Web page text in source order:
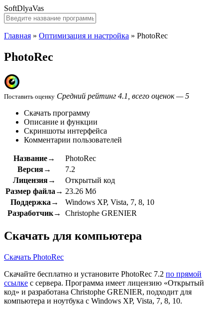
SoftDlyaVas
Главная » Оптимизация и настройка » PhotoRec
PhotoRec
Поставить оценку Средний рейтинг 4.1, всего оценок — 5
Скачать программу
Описание и функции
Скриншоты интерфейса
Комментарии пользователей
Название→
PhotoRec
Версия→
7.2
Лицензия→
Открытый код
Размер файла→ 23.26 Мб
Поддержка→
Windows XP, Vista, 7, 8, 10
Разработчик→
Christophe GRENIER
Скачать для компьютера
Скачать PhotoRec
Скачайте бесплатно и установите PhotoRec 7.2 по прямой
ссылке с сервера. Программа имеет лицензию «Открытый
код» и разработана Christophe GRENIER, подходит для
компьютера и ноутбука с Windows XP, Vista, 7, 8, 10.